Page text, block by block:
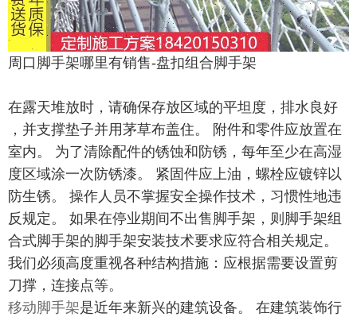
周口脚手架哪里有销售-盘扣组合脚手架
在露天堆放时，请确保存放区域的平坦度，排水良好
，并支撑垫子并用茅草布盖住。 附件和零件应放置在
室内。 为了清除配件的锈蚀和防锈，每年至少在高湿
度区域涂一次防锈漆。 紧固件应上油，螺栓应镀锌以
防生锈。 操作人员不掌握安全操作技术，习惯性地违
反规定。 如果在停业期间不出售脚手架，则脚手架组
合式脚手架的脚手架安装技术要求应符合相关规定。
我们必须高度重视各种结构措施：应根据需要设置剪
刀撑，连接点等。
移动脚手架是近年来新兴的建筑设备。 在建筑装饰行